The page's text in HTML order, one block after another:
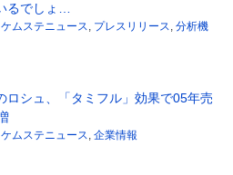
るでしょ…
ケムステニュース, プレスリリース, 分析機
ロシュ、「タミフル」効果で05年売
ケムステニュース, 企業情報